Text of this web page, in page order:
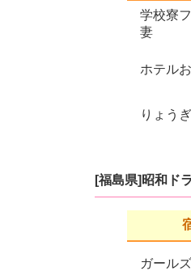
学校寮
妻
ホテル
りょう
[福島県]昭和ド
ガール